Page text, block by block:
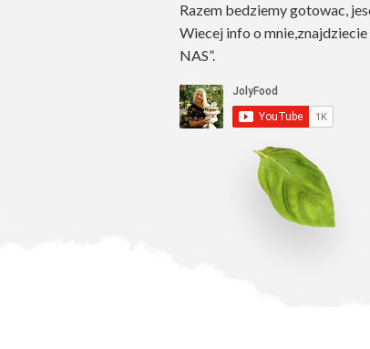
Razem bedziemy gotowac,
Wiecej info o
NAS”.